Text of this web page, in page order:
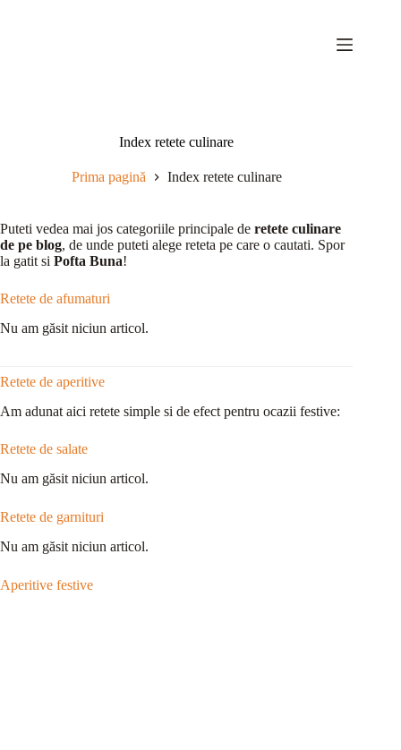
Index retete culinare
Prima pagină Index retete culinare
Puteti vedea mai jos categoriile principale de retete culinare
de pe blog, de unde puteti alege reteta pe care o cautati. Spor
la gatit si Pofta Buna!
Retete de afumaturi
Nu am găsit niciun articol.
Retete de aperitive
Am adunat aici retete simple si de efect pentru ocazii festive:
Retete de salate
Nu am găsit niciun articol.
Retete de garnituri
Nu am găsit niciun articol.
Aperitive festive